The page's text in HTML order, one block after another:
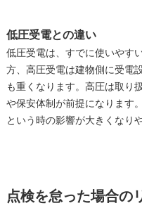
低圧受電との違い
低圧受電は、すでに使いやす
方、高圧受電は建物側に受電
も重くなります。高圧は取り
や保安体制が前提になります
という時の影響が大きくなり
点検を怠った場合の